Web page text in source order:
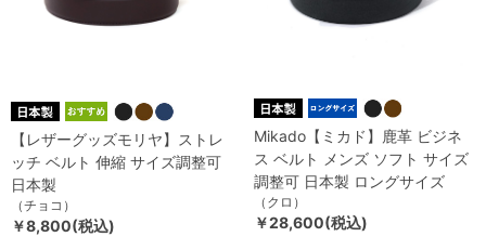
【レザーグッズモリヤ】ストレ
ッチ ベルト 伸縮 サイズ調整可
日本製
（チョコ）
￥8,800(税込)
Mikado【ミカド】鹿革 ビジネ
ス ベルト メンズ ソフト サイズ
調整可 日本製 ロングサイズ
（クロ）
￥28,600(税込)